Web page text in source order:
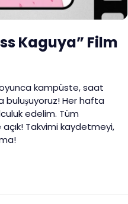
Kaguya” Film
kampüste, saat
buluşuyoruz! Her hafta
edelim. Tüm
Takvimi kaydetmeyi,